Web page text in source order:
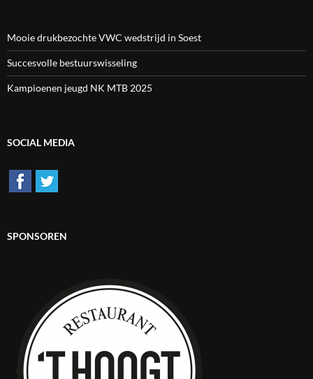
Mooie drukbezochte VWC wedstrijd in Soest
Succesvolle bestuurswisseling
Kampioenen jeugd NK MTB 2025
SOCIAL MEDIA
SPONSOREN